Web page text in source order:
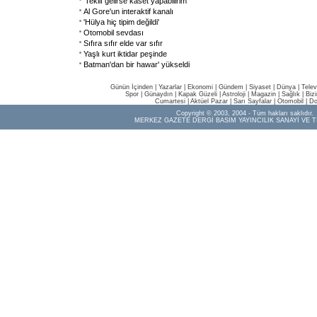
Al Gore'un interaktif kanalı
'Hülya hiç tipim değildi'
Otomobil sevdası
Sıfıra sıfır elde var sıfır
Yaşlı kurt iktidar peşinde
Batman'dan bir hawar' yükseldi
Günün İçinden Yazarlar Ekonomi Gündem Siyaset Dünya |
Spor
Günaydın Kapak Güzeli Astroloji Magazin Sağlık
Cumartesi| Aktüel Pazar| Sarı Sayfalar| Otomobil
Copyright © 2003, 2004 - Tüm hakları saklıdır.
MERKEZ GAZETE DERGİ BASIM YAYINCILIK SANAYİ VE